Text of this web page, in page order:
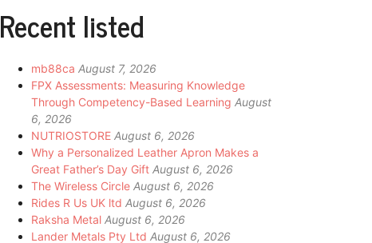
Recent listed
mb88ca August 7, 2026
FPX Assessments: Measuring Knowledge
Through Competency-Based Learning August
6, 2026
NUTRIOSTORE August 6, 2026
Why a Personalized Leather Apron Makes a
Great Father’s Day Gift August 6, 2026
The Wireless Circle August 6, 2026
Rides R Us UK ltd August 6, 2026
Raksha Metal August 6, 2026
Lander Metals Pty Ltd August 6, 2026